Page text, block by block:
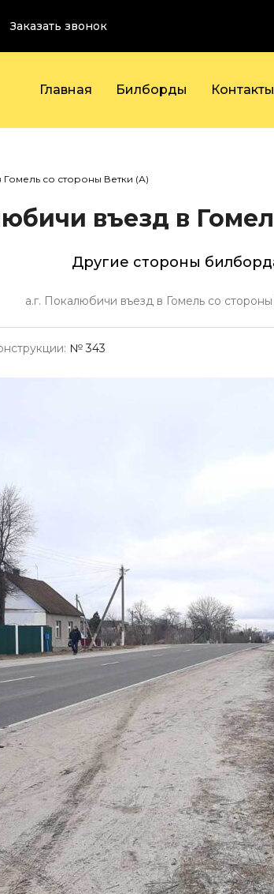
Заказать звонок
Главная Билборды Контакты
Гомель со стороны Ветки (А)
въезд в
Другие стороны
а.г. Покалюбичи въезд в Гомель со
№ 343